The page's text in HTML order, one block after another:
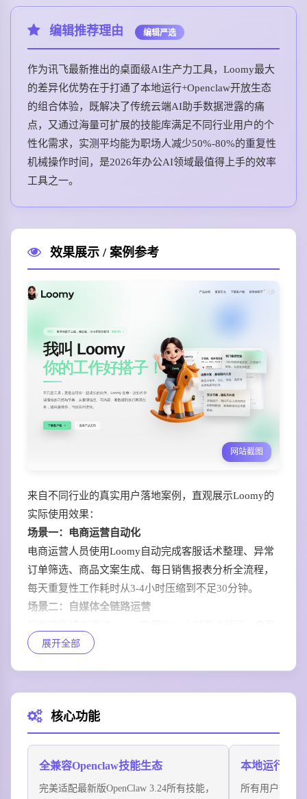
编辑推荐理由 编辑严选
作为讯飞最新推出的桌面级AI生产力工具，Loomy最大
的差异化优势在于打通了本地运行+Openclaw开放生态
的组合体验，既解决了传统云端AI助手数据泄露的痛
点，又通过海量可扩展的技能库满足不同行业用户的个
性化需求，实测平均能为职场人减少50%-80%的重复性
机械操作时间，是2026年办公AI领域最值得上手的效率
工具之一。
效果展示 / 案例参考
网站截图
来自不同行业的真实用户落地案例，直观展示Loomy的
实际使用效果：
场景一：电商运营自动化
电商运营人员使用Loomy自动完成客服话术整理、异常
订单筛选、商品文案生成、每日销售报表分析全流程，
每天重复性工作耗时从3-4小时压缩到不足30分钟。
场景二：自媒体全链路运营
选题策划、文案撰写、平台发布、数据复盘全自动化，
销售经理通过Loomy自动整合CRM客户数据、聊天记
录、通话录音信息，自动生成跟进记录与提醒，团队整
多跟进2-3个客户。
场景四：项目协作效率优化
展开全部
核心功能
全兼容Openclaw技能生态
完美适配最新版OpenClaw 3.24所有技能，
本地运行隐
所有用户数据